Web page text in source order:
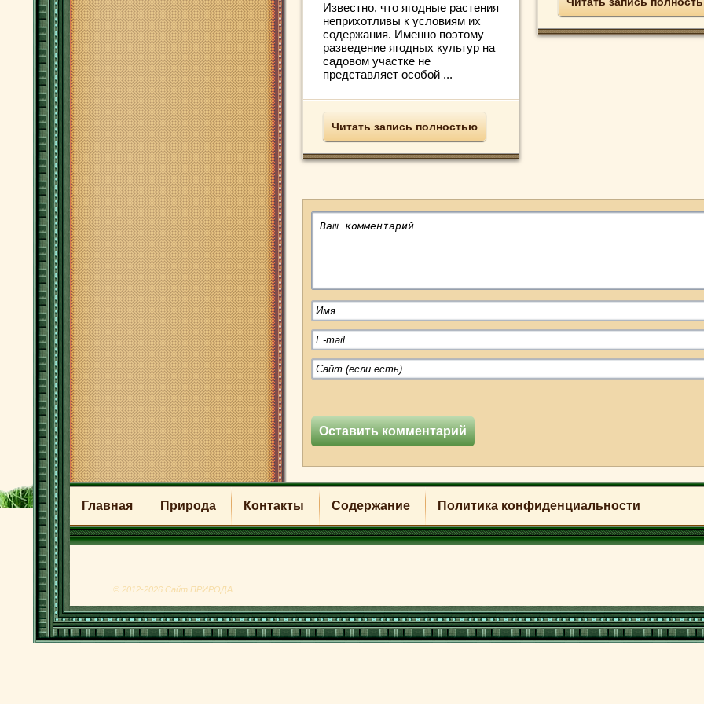
Известно, что ягодные растения
неприхотливы к условиям их
содержания. Именно поэтому
разведение ягодных культур на
садовом участке не
представляет особой ...
Читать запись полностью
Главная Природа Контакты Содержание Политика конфиденциальности
© 2012-2026 Сайт ПРИРОДА